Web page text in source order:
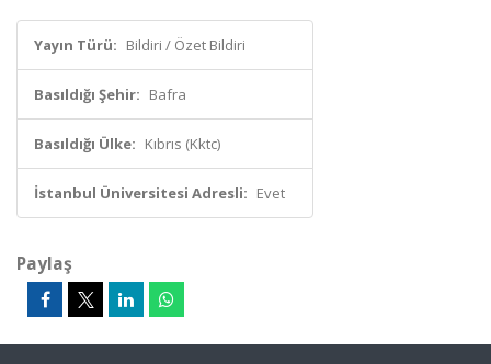
Yayın Türü: Bildiri / Özet Bildiri
Basıldığı Şehir: Bafra
Basıldığı Ülke: Kıbrıs (Kktc)
İstanbul Üniversitesi Adresli: Evet
Paylaş